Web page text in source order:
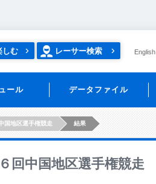
しむ レーサー検索 English
ール データファイル
国地区選手権競走 結果
回中国地区選手権競走